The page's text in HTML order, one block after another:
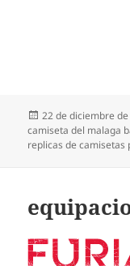
Publicado
el
22 de diciembre
camiseta del malaga
replicas de camisetas